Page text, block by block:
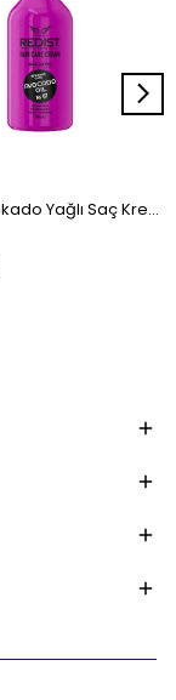
Redist Avokado Yağlı Saç Kremi 1000 ML | Kuru ve Yıpranmış Saçlar için Bakım